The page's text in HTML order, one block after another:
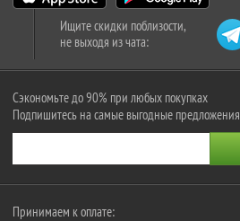
Ищите скидки поблизости,
не выходя из чата:
Сэкономьте до 90% при любых покупках
Подпишитесь на самые выгодные предложения
Принимаем к оплате: